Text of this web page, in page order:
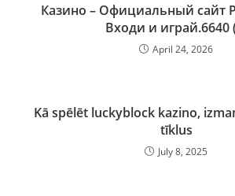
Казино – Официальный сайт
Входи и играй.6640
April 24, 2026
Kā spēlēt luckyblock kazino,
tīklus
July 8, 2025